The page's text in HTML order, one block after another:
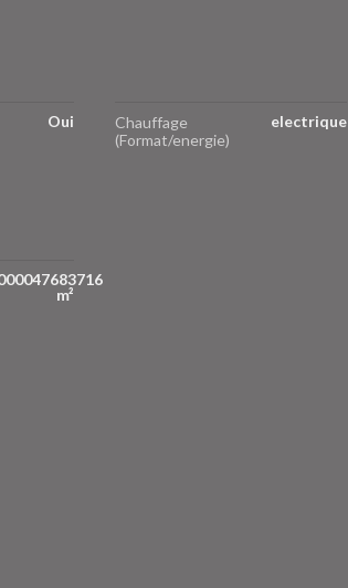
Oui
Chauffage
(Format/energie)
electrique
m²